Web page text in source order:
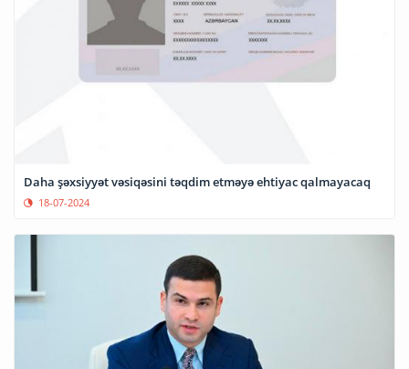
Daha şəxsiyyət vəsiqəsini təqdim etməyə ehtiyac qalmayacaq
18-07-2024